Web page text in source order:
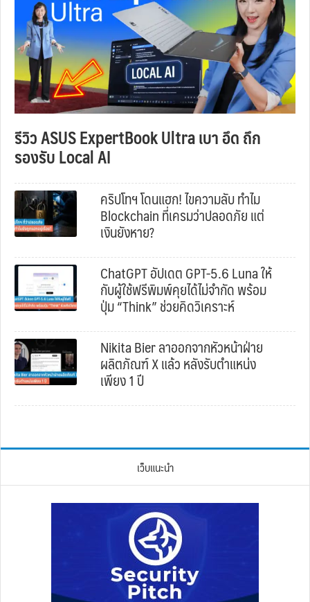
รีวิว ASUS ExpertBook Ultra เบา อึด ถึก
รองรับ Local AI
คริปโทฯ โดนแฮก! ไขความลับ ทำไม
Blockchain ที่เครมว่าปลอดภัย แต่
เงินยังหาย?
ChatGPT อัปเดต GPT-5.6 Luna ให้
กับผู้ใช้ฟรีพิมพ์คุยได้ไม่จำกัด พร้อม
ปุ่ม “Think” ช่วยคิดวิเคราะห์
Nikita Bier ลาออกจากหัวหน้าฝ่าย
ผลิตภัณฑ์ X แล้ว หลังรับตำแหน่ง
เพียง 1 ปี
เว็บแนะนำ